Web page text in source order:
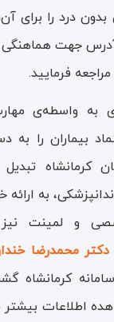
بدون درد را برای
جهت هماهنگی
فرمایید.
به واسطه‌ی
بیماران را به
کرمانشاه
به
و لمینت نیز
دکتر محمدرضا
سامانه
اطلاعات